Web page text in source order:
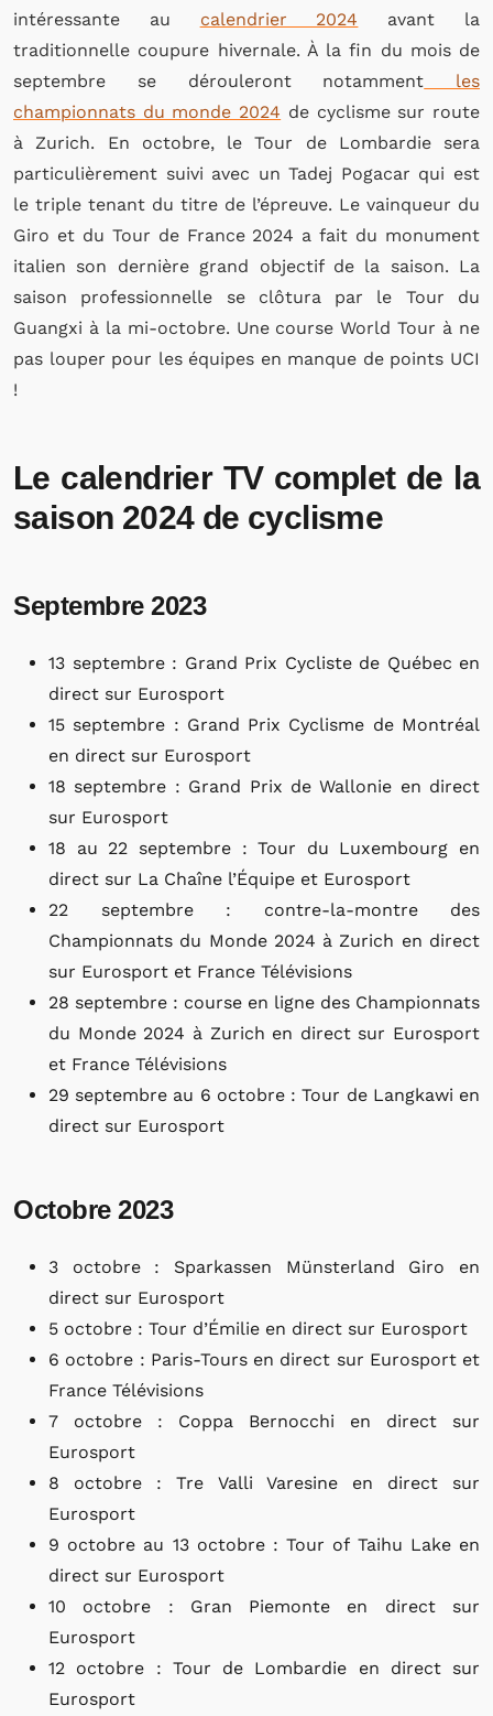
intéressante au calendrier 2024 avant la
traditionnelle coupure hivernale. À la fin du mois de
septembre se dérouleront notamment les
championnats du monde 2024 de cyclisme sur route
à Zurich. En octobre, le Tour de Lombardie sera
particulièrement suivi avec un Tadej Pogacar qui est
le triple tenant du titre de l’épreuve. Le vainqueur du
Giro et du Tour de France 2024 a fait du monument
italien son dernière grand objectif de la saison. La
saison professionnelle se clôtura par le Tour du
Guangxi à la mi-octobre. Une course World Tour à ne
pas louper pour les équipes en manque de points UCI
!
Le calendrier TV complet de la
saison 2024 de cyclisme
Septembre 2023
13 septembre : Grand Prix Cycliste de Québec en
direct sur Eurosport
15 septembre : Grand Prix Cyclisme de Montréal
en direct sur Eurosport
18 septembre : Grand Prix de Wallonie en direct
sur Eurosport
18 au 22 septembre : Tour du Luxembourg en
direct sur La Chaîne l’Équipe et Eurosport
22 septembre : contre-la-montre des
Championnats du Monde 2024 à Zurich en direct
sur Eurosport et France Télévisions
28 septembre : course en ligne des Championnats
du Monde 2024 à Zurich en direct sur Eurosport
et France Télévisions
29 septembre au 6 octobre : Tour de Langkawi en
direct sur Eurosport
Octobre 2023
3 octobre : Sparkassen Münsterland Giro en
direct sur Eurosport
5 octobre : Tour d’Émilie en direct sur Eurosport
6 octobre : Paris-Tours en direct sur Eurosport et
France Télévisions
7 octobre : Coppa Bernocchi en direct sur
Eurosport
8 octobre : Tre Valli Varesine en direct sur
Eurosport
9 octobre au 13 octobre : Tour of Taihu Lake en
direct sur Eurosport
10 octobre : Gran Piemonte en direct sur
Eurosport
12 octobre : Tour de Lombardie en direct sur
Eurosport